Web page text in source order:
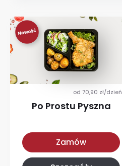
od 70,90 zł/dzień
Po Prostu Pyszna
Zamów